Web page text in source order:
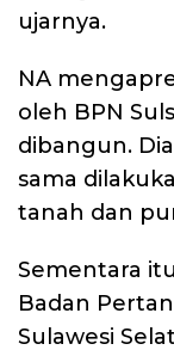
ujarnya.
NA
oleh BPN
dibangun.
sama
tanah dan
Sementara
Badan
Sulawesi